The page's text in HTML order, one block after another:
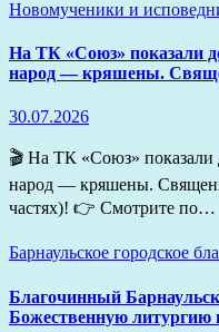
Новомученики и
На ТК «Союз» показали
народ — кряшены.
30.07.2026
🎬 На ТК «Союз»
народ — кряшены.
частях)! 👉 Смотрите по…
Барнаульское городское
Благочинный
Божественную литургию